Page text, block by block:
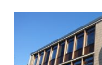
haarverzorging en
overnameactiviteiten op.